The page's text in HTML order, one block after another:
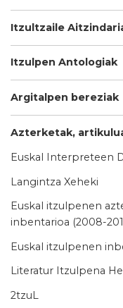
Itzultzaile
Itzulpen Antologiak
Argitalpen bereziak
Azterketak,
Euskal Interpreteen
Langintza Xeheki
Euskal itzulpenen
inbentarioa (2008-
Euskal itzulpenen
Literatur Itzulpena
2tzuL